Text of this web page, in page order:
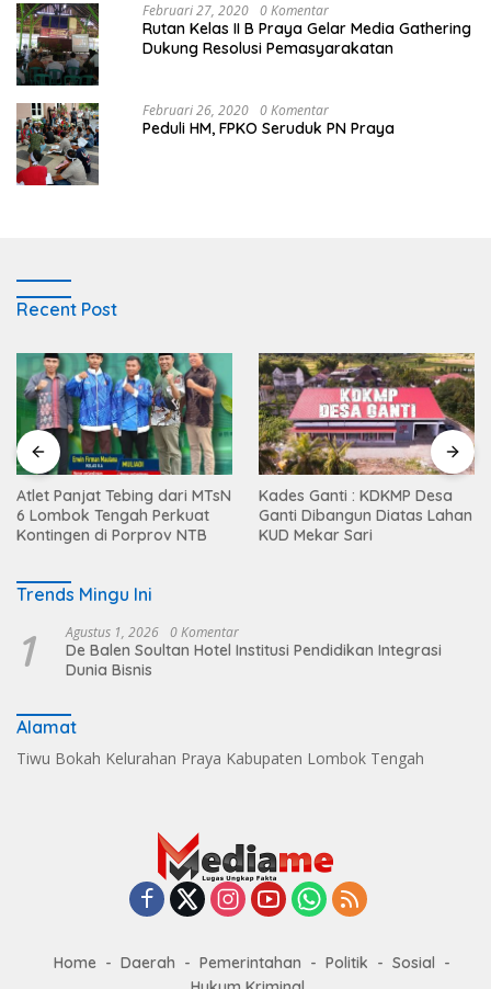
Februari 27, 2020 0 Komentar
Rutan Kelas II B Praya Gelar Media Gathering
Dukung Resolusi Pemasyarakatan
Februari 26, 2020 0 Komentar
Peduli HM, FPKO Seruduk PN Praya
Recent Post
Atlet Panjat Tebing dari MTsN
6 Lombok Tengah Perkuat
Kontingen di Porprov NTB
Kades Ganti : KDKMP Desa
Ganti Dibangun Diatas Lahan
KUD Mekar Sari
Trends Mingu Ini
1 Agustus 1, 2026 0 Komentar
De Balen Soultan Hotel Institusi Pendidikan Integrasi
Dunia Bisnis
Alamat
Tiwu Bokah Kelurahan Praya Kabupaten Lombok Tengah
Home Daerah Pemerintahan Politik
Sosial